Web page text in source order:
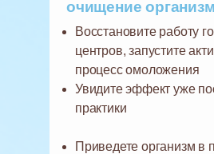
очищение
Восстановите работу
центров, запустите
процесс омоложения
Увидите эффект уже
практики
Приведете организм в